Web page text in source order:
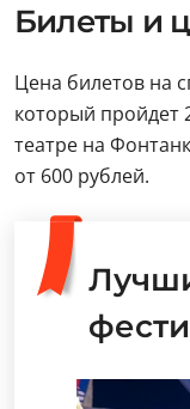
Билеты и
Цена билетов на
который пройдет
театре на
от 600 рублей.